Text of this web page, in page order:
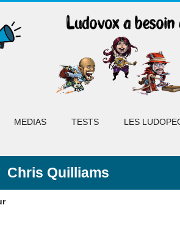
MEDIAS TESTS LES
Chris Quilliams